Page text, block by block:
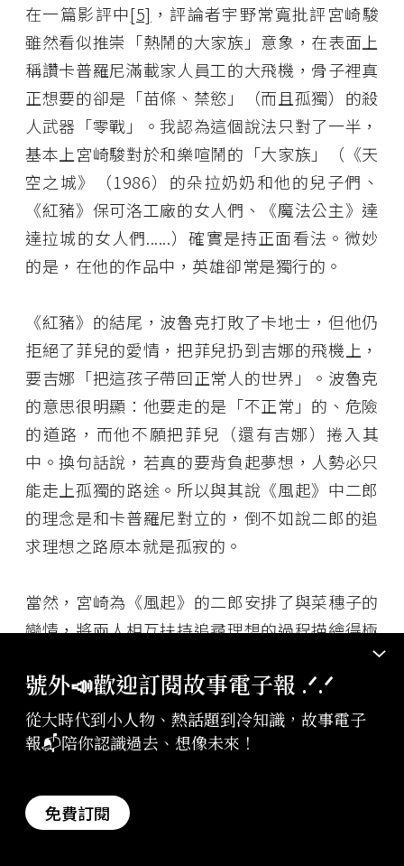
在一篇影評中[5] ，評論者宇野常寬批評宮崎駿
雖然看似推崇「熱鬧的大家族」意象，在表面上
稱讚卡普羅尼滿載家人員工的大飛機，骨子裡真
正想要的卻是「苗條、禁慾」（而且孤獨）的殺
人武器「零戰」。我認為這個說法只對了一半，
基本上宮崎駿對於和樂喧鬧的「大家族」（《天
空之城》（1986）的朵拉奶奶和他的兒子們、
《紅豬》保可洛工廠的女人們、《魔法公主》達
達拉城的女人們......）確實是持正面看法。微妙
的是，在他的作品中，英雄卻常是獨行的。
《紅豬》的結尾，波魯克打敗了卡地士，但他仍
拒絕了菲兒的愛情，把菲兒扔到吉娜的飛機上，
要吉娜「把這孩子帶回正常人的世界」。波魯克
的意思很明顯：他要走的是「不正常」的、危險
的道路，而他不願把菲兒（還有吉娜）捲入其
中。換句話說，若真的要背負起夢想，人勢必只
能走上孤獨的路途。所以與其說《風起》中二郎
的理念是和卡普羅尼對立的，倒不如說二郎的追
求理想之路原本就是孤寂的。
當然，宮崎為《風起》的二郎安排了與菜穗子的
戀情，將兩人相互扶持追尋理想的過程描繪得極
其唯美動人，但終究菜穗子還是死去了。菜穗子
的死或許可以看作二郎為實現夢想所付出的代價
之一。在片末，二郎面對卡普羅尼「是否認真地
活過了這十年」的問題，疲憊地坦承儘管自己確
這裡的「心力交瘁」，除了見證夢想的幻滅，自
然也包括了對菜穗子的歉疚。
號外📣歡迎訂閱故事電子報 .ᐟ‪‪.ᐟ
從大時代到小人物、熱話題到冷知識，故事電子
報📬陪你認識過去、想像未來！
免費訂閱